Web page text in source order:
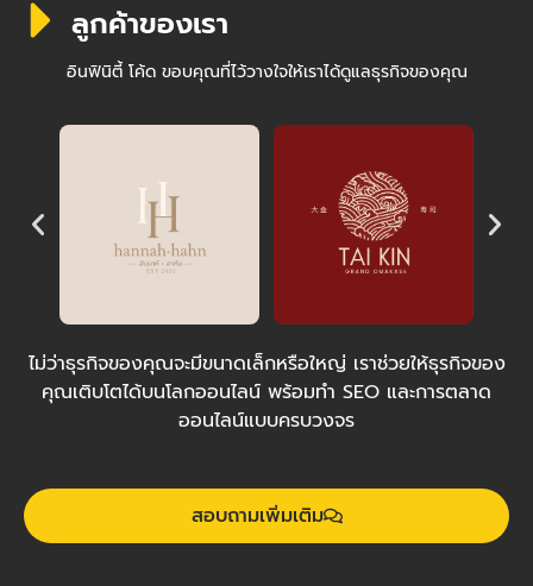
ลูกค้าของเรา
อินฟินิตี้ โค้ด ขอบคุณที่ไว้วางใจให้เราได้ดูแลธุรกิจของคุณ
ไม่ว่าธุรกิจของคุณจะมีขนาดเล็กหรือใหญ่ เราช่วยให้ธุรกิจของ
คุณเติบโตได้บนโลกออนไลน์ พร้อมทำ SEO และการตลาด
ออนไลน์แบบครบวงจร
สอบถามเพิ่มเติม